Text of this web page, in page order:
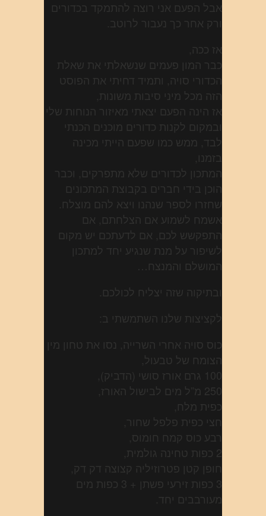
אבל הפעם אני רוצה להתמקד בכדורים
ורק אחר כך נעבור לרוטב.
אז ככה,
כבר המון פעמים שנשאלתי את שאלת
הכדורי סויה, ותמיד דחיתי את הפוסט
הזה מכל מיני סיבות משונות,
אז הינה הפעם יצאתי מאיזור הנוחות שלי
ובמקום לקנות כדורים מוכנים הכנתי
לבד, ממש כמו שפעם הייתי מכינה
בזמנו,
המתכון לכדורים שלא מתפרקים, וכבר
הוכן בידי חברים בקבוצת המתכונים
שחזרו לספר שנהנו ויצא להם מוצלח.
אשמח לשמוע אם הצלחתם, אם
התפקשש לכם, אם לדעתכם יש מקום
לשיפור על מנת שנגיע יחד למתכון
המושלם והמנצח…
ובתיקוה שזה יצליח לכולכם.
לקציצות שלנו השתמשתי ב:
כוס סויה אחרי השרייה, נסו את טחון מין
הצומח של טבעול,
100 גרם אורז סושי (הדביק),
250 מ”ל מים לבישול האורז,
כפית מלח,
חצי כפית פלפל שחור,
רבע כוס קמח חומוס,
2 כפות טחינה גולמית,
חופן קטן פטרוזיליה קצוצה דק דק,
3 כפות זירעי פשתן + 3 כפות מים
מעורבבים יחד.